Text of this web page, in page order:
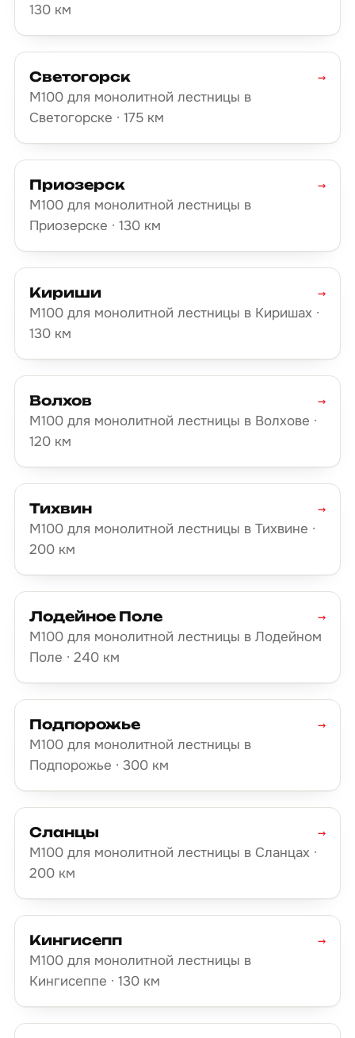
130 км
Светогорск
М100 для монолитной лестницы в
Светогорске · 175 км
→
Приозерск
М100 для монолитной лестницы в
Приозерске · 130 км
→
Кириши
М100 для монолитной лестницы в Киришах ·
130 км
→
Волхов
М100 для монолитной лестницы в Волхове ·
120 км
→
Тихвин
М100 для монолитной лестницы в Тихвине ·
200 км
→
Лодейное Поле
М100 для монолитной лестницы в Лодейном
Поле · 240 км
→
Подпорожье
М100 для монолитной лестницы в
Подпорожье · 300 км
→
Сланцы
М100 для монолитной лестницы в Сланцах ·
200 км
→
Кингисепп
М100 для монолитной лестницы в
Кингисеппе · 130 км
→